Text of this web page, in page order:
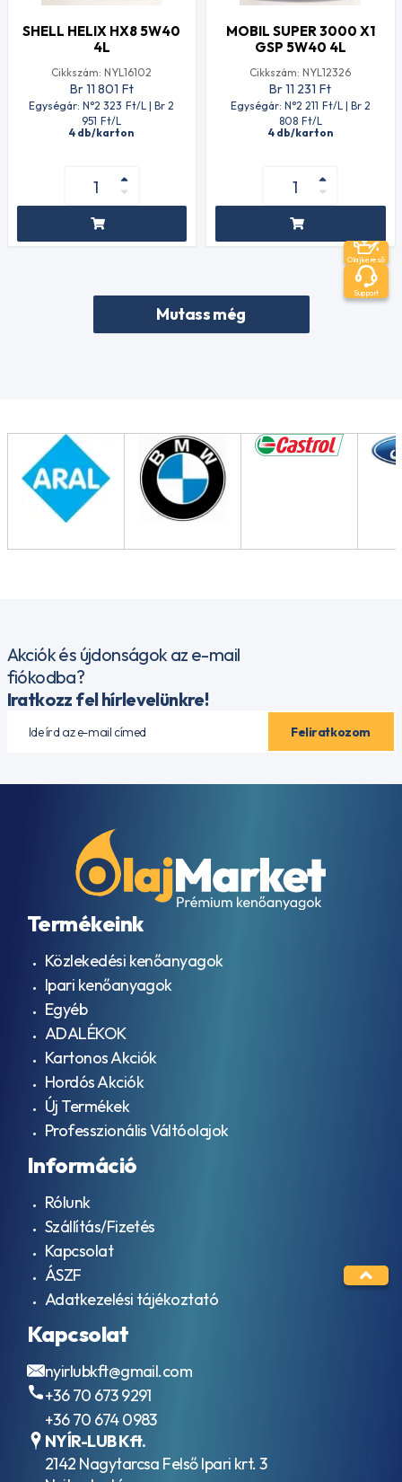
SHELL HELIX HX8 5W40
4L
Cikkszám: NYL16102
Br 11 801 Ft
Egységár: N°2 323 Ft/L | Br 2
951 Ft/L
4 db/karton
MOBIL SUPER 3000 X1
GSP 5W40 4L
Cikkszám: NYL12326
Br 11 231 Ft
Egységár: N°2 211 Ft/L | Br 2
808 Ft/L
4 db/karton
Mutass még
Akciók és újdonságok az e-mail
fiókodba?
Iratkozz fel hírlevelünkre!
Termékeink
Közlekedési kenőanyagok
Ipari kenőanyagok
Egyéb
ADALÉKOK
Kartonos Akciók
Hordós Akciók
Új Termékek
Professzionális Váltóolajok
Információ
Rólunk
Szállítás/Fizetés
Kapcsolat
ÁSZF
Adatkezelési tájékoztató
Kapcsolat
nyirlubkft@gmail.com
+36 70 673 9291
+36 70 674 0983
NYÍR-LUB Kft.
2142 Nagytarcsa Felső Ipari krt. 3
Olajkereső
Support